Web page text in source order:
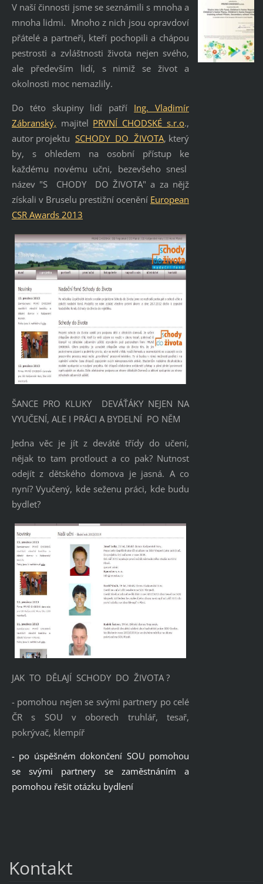
V naší činnosti jsme se seznámili s mnoha a
mnoha lidmi. Mnoho z nich jsou opravdoví
přátelé a partneři, kteří pochopili a chápou
pestrosti a zvláštnosti života nejen svého,
ale především lidí, s nimiž se život a
okolnosti moc nemazlily.
Do této skupiny lidí patří Ing. Vladimír
Zábranský, majitel PRVNÍ CHODSKÉ s.r.o.,
autor projektuSCHODY DO ŽIVOTA, který
by, s ohledem na osobní přístup ke
každému novému učni, bezevšeho snesl
název "S CHODY DO ŽIVOTA" a za nějž
získali v Bruselu prestižní ocenění European
CSR Awards 2013
ŠANCE PRO KLUKY DEVÁŤÁKY NEJEN NA
VYUČENÍ, ALE I PRÁCI A BYDELNÍ PO NĚM
Jedna věc je jít z deváté třídy do učení,
nějak to tam protlouct a co pak? Nutnost
odejít z dětského domova je jasná. A co
nyní? Vyučený, kde seženu práci, kde budu
bydlet?
JAK TO DĚLAJÍ SCHODY DO ŽIVOTA ?
- pomohou nejen se svými partnery po celé
ČR s SOU v oborech truhlář, tesař,
pokrývač, klempíř
- po úspěšném dokončení SOU pomohou
se svými partnery se zaměstnáním a
pomohou řešit otázku bydlení
Kontakt